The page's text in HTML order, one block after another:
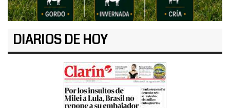
DIARIOS DE HOY